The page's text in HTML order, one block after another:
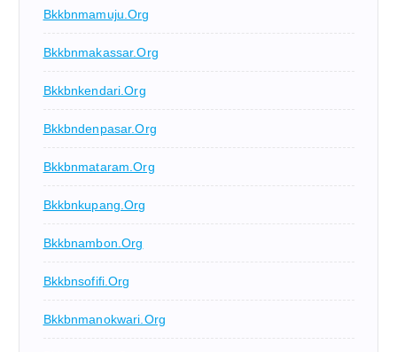
Bkkbnmamuju.org
Bkkbnmakassar.org
Bkkbnkendari.org
Bkkbndenpasar.org
Bkkbnmataram.org
Bkkbnkupang.org
Bkkbnambon.org
Bkkbnsofifi.org
Bkkbnmanokwari.org